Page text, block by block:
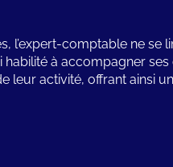
l’expert-comptable ne se
habilité à accompagner ses
leur activité, offrant ainsi